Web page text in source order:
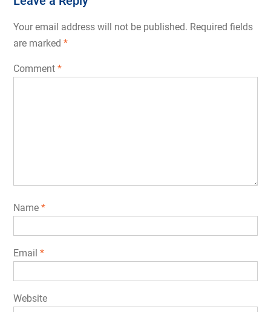
Your email address will not be published. Required fields
are marked *
Comment *
Name *
Email *
Website